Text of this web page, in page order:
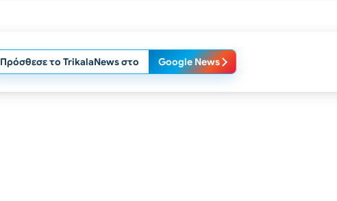
Πρόσθεσε το TrikalaNews στο Google News